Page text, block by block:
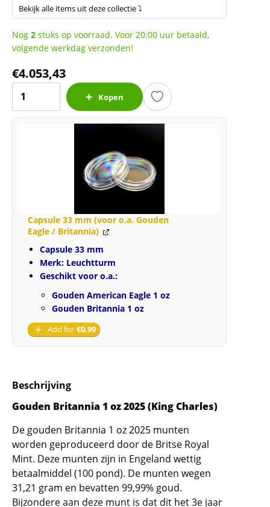
Bekijk alle items uit deze collectie ⤵
Nog 2 stuks op voorraad. Voor 20:00 uur betaald,
volgende werkdag verzonden!
€4.053,43
Britannia
aantal
Kopen
Capsule 33 mm (voor o.a. Gouden
Eagle / Britannia)
Capsule 33 mm
Merk: Leuchtturm
Geschikt voor o.a.:
Gouden American Eagle 1 oz
Gouden Britannia 1 oz
Add for €0,99
Beschrijving
Gouden Britannia 1 oz 2025 (King Charles)
De gouden Britannia 1 oz 2025 munten
worden geproduceerd door de Britse Royal
Mint. Deze munten zijn in Engeland wettig
betaalmiddel (100 pond). De munten wegen
31,21 gram en bevatten 99,99% goud.
Bijzondere aan deze munt is dat dit het 3e jaar